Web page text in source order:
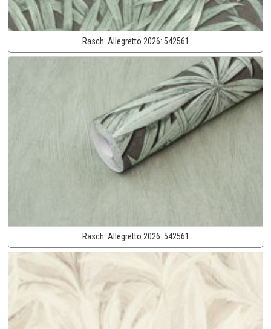
Rasch: Allegretto 2026: 542561
Rasch: Allegretto 2026: 542561